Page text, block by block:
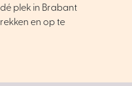
plek in Brabant
en op te